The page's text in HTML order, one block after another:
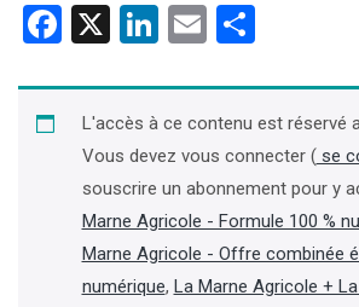
Facebook
X LinkedIn
Email
L'accès à ce contenu est réservé
Vous devez vous connecter (se
souscrire un abonnement pour y
Marne Agricole - Formule 100 %
Marne Agricole - Offre combinée
numérique, La Marne Agricole +